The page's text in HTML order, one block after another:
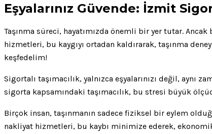
Eşyalarınız Güvende: İzmit
Taşınma süreci, hayatımızda önemli bir yer tutar.
hizmetleri, bu kaygıyı ortadan kaldırarak, taşınma
keşfedelim!
Sigortalı taşımacılık, yalnızca eşyalarınızı değil, aynı
sigorta kapsamındaki taşımacılık, bu stresi büyük
Birçok insan, taşınmanın sadece fiziksel bir eylem
nakliyat hizmetleri, bu kaybı minimize ederek,